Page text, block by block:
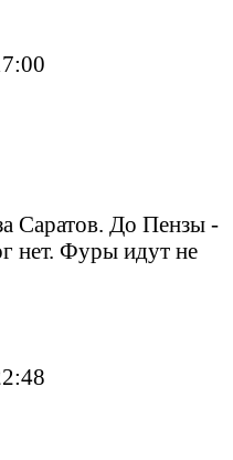
Саратов. До Пензы -
нет. Фуры идут не